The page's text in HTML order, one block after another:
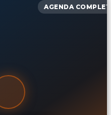
AGENDA COMPLET